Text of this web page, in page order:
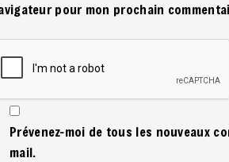
pour mon prochain
Prévenez-moi de tous les nouveaux
mail.